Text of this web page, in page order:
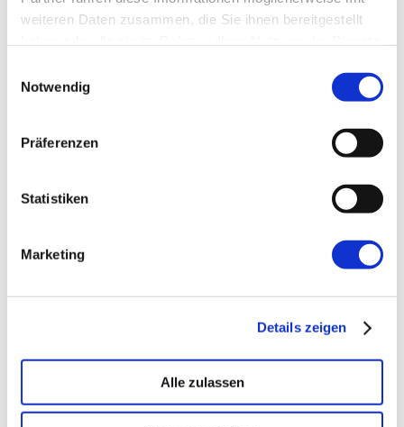
weiteren Daten zusammen, die Sie ihnen bereitgestellt
Notwendig
Präferenzen
Statistiken
Marketing
Details zeigen
Alle zulassen
← Vorherige: